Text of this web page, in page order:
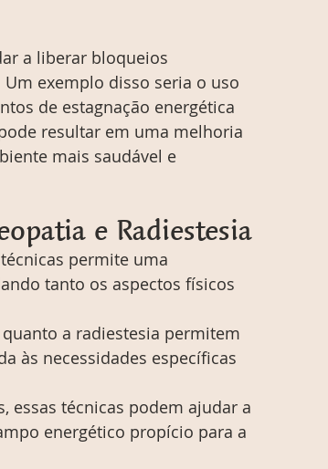
a liberar bloqueios
exemplo disso seria o uso
de estagnação energética
resultar em uma melhoria
mais saudável e
e Radiestesia
permite uma
tanto os aspectos físicos
a radiestesia permitem
às necessidades específicas
essas técnicas podem ajudar a
energético propício para a